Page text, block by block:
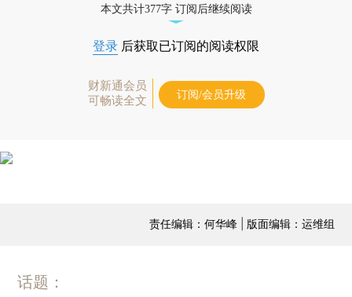
本文共计377字 订阅后继续阅读
登录 后获取已订阅的阅读权限
财新通会员
可畅读全文
订阅/会员升级
责任编辑：何华峰 | 版面编辑：运维组
话题：